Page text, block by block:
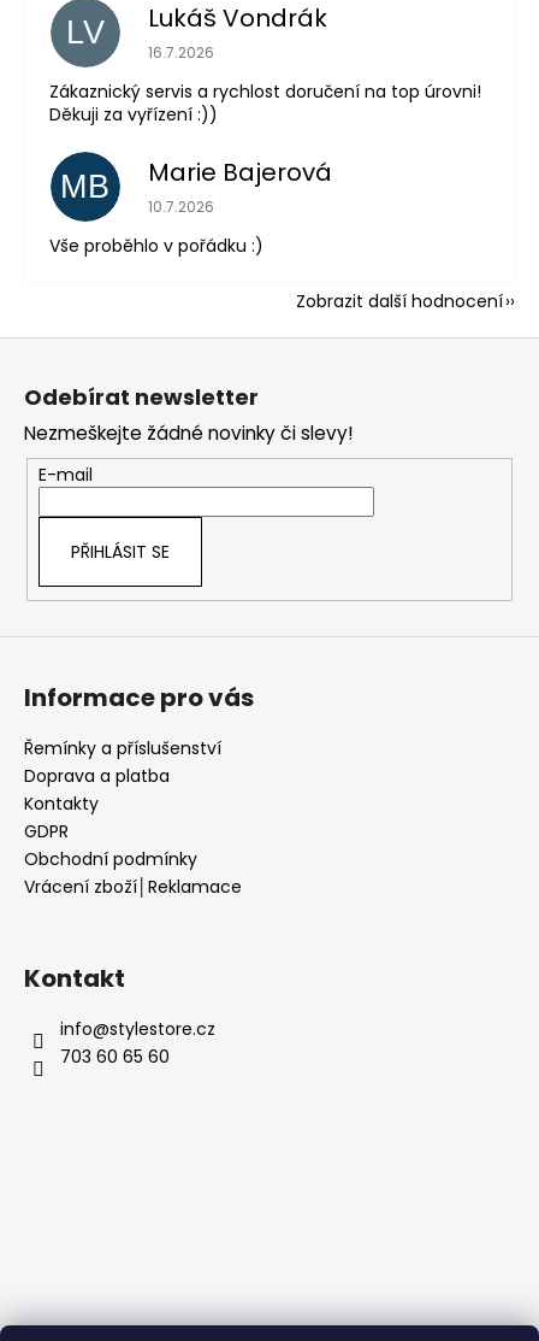
LV Lukáš Vondrák
Hodnocení obchodu je 5 z 5 hvězdiček.
16.7.2026
Zákaznický servis a rychlost doručení na top úrovni!
Děkuji za vyřízení :))
MB Marie Bajerová
Hodnocení obchodu je 5 z 5 hvězdiček.
10.7.2026
Vše proběhlo v pořádku :)
Zobrazit další hodnocení
Z
Odebírat newsletter
Nezmeškejte žádné novinky či slevy!
E-mail
PŘIHLÁSIT SE
Informace pro vás
Řemínky a příslušenství
Doprava a platba
Kontakty
GDPR
Obchodní podmínky
Vrácení zboží│Reklamace
Kontakt
info@stylestore.cz
703 60 65 60